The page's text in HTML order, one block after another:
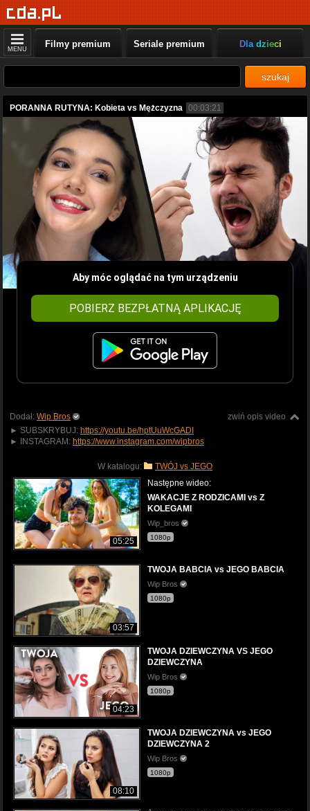
MENU Filmy premium Seriale premium Dla dzieci
szukaj
PORANNA RUTYNA: Kobieta vs Mężczyzna 00:03:21
Aby móc oglądać na tym urządzeniu
POBIERZ BEZPŁATNĄ APLIKACJĘ
zwiń opis video
Dodał: Wip Bros
► SUBSKRYBUJ: https://youtu.be/hptUuWcGADI
► INSTAGRAM: https://www.instagram.com/wipbros
W katalogu: TWÓJ vs JEGO
05:25
Następne wideo:
WAKACJE Z RODZICAMI vs Z
KOLEGAMI
Wip_bros
1080p
03:57
TWOJA BABCIA vs JEGO BABCIA
Wip Bros
1080p
04:23
TWOJA DZIEWCZYNA VS JEGO
DZIEWCZYNA
Wip Bros
1080p
08:10
TWOJA DZIEWCZYNA vs JEGO
DZIEWCZYNA 2
Wip Bros
1080p